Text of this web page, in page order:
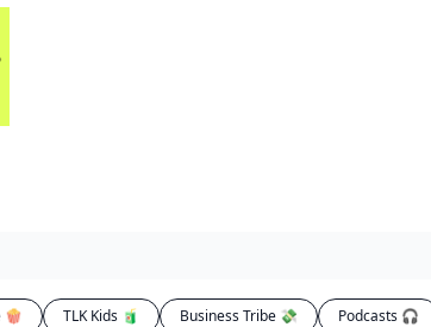
🍿 TLK Kids 🧃 Business Tribe 💸 Podcasts 🎧